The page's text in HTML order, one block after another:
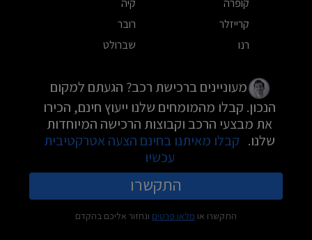
קופרה
קיה
קרייזלר
רובר
רנו
שברולט
מעוניינים ברכישת רכב? הגעתם למקום
הנכון. קבלו מהמומחים שלנו ייעוץ חינם, הכירו
את מבצעי הרכב וקבוצות הרכישה המיוחדות
שלנו. קבלו מאיתנו בחינם הצעה אטרקטיבית
עכשיו
התקשרו
התקשרו או מלאו פרטים ונחזור אליכם בהקדם